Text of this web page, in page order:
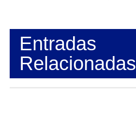
Entradas
Relacionadas